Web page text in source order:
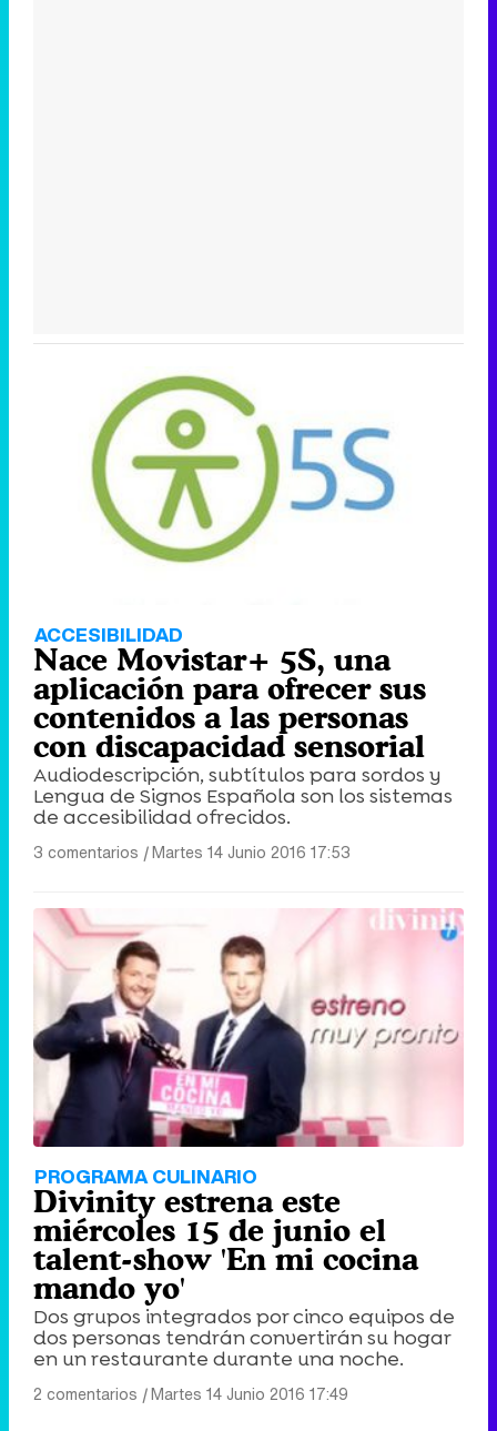
ACCESIBILIDAD
Nace Movistar+ 5S, una
aplicación para ofrecer sus
contenidos a las personas
con discapacidad sensorial
Audiodescripción, subtítulos para sordos y
Lengua de Signos Española son los sistemas
de accesibilidad ofrecidos.
3 comentarios |Martes 14 Junio 2016 17:53
PROGRAMA CULINARIO
Divinity estrena este
miércoles 15 de junio el
talent-show 'En mi cocina
mando yo'
Dos grupos integrados por cinco equipos de
dos personas tendrán convertirán su hogar
en un restaurante durante una noche.
2 comentarios |Martes 14 Junio 2016 17:49